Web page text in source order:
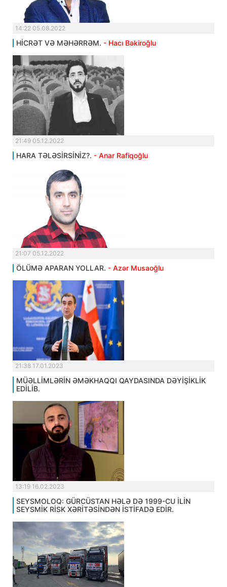
14:22 05.08.2022
HİCRƏT VƏ MƏHƏRRƏM. - Hacı Bəkiroğlu
21:49 05.12.2022
HARA TƏLƏSİRSİNİZ?. - Anar Rafiqoğlu
21:07 05.12.2022
ÖLÜMƏ APARAN YOLLAR. - Azər Musaoğlu
21:38 17.01.2023
MÜƏLLİMLƏRİN ƏMƏKHAQQI QAYDASINDA DƏYİŞİKLİK
EDİLİB.
13:19 16.02.2023
SEYSMOLOQ: GÜRCÜSTAN HƏLƏ DƏ 1999-CU İLİN
SEYSMİK RİSK XƏRİTƏSİNDƏN İSTİFADƏ EDİR.